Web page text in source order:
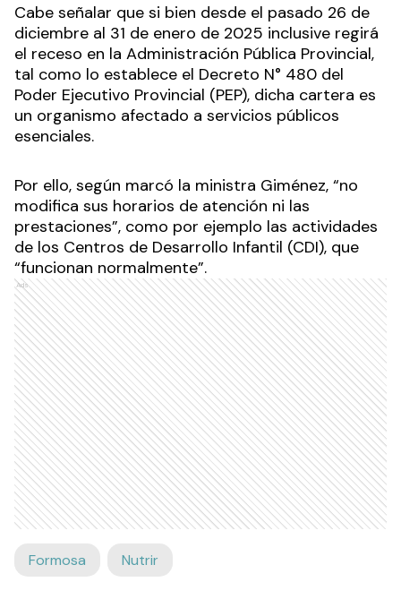
Cabe señalar que si bien desde el pasado 26 de
diciembre al 31 de enero de 2025 inclusive regirá
el receso en la Administración Pública Provincial,
tal como lo establece el Decreto N° 480 del
Poder Ejecutivo Provincial (PEP), dicha cartera es
un organismo afectado a servicios públicos
esenciales.
Por ello, según marcó la ministra Giménez, “no
modifica sus horarios de atención ni las
prestaciones”, como por ejemplo las actividades
de los Centros de Desarrollo Infantil (CDI), que
“funcionan normalmente”.
Ads
Formosa Nutrir